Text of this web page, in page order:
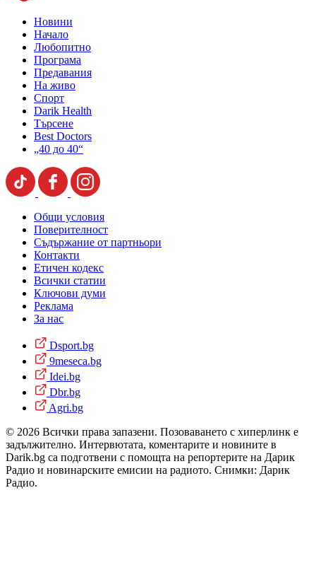
Новини
Начало
Любопитно
Програма
Предавания
На живо
Спорт
Darik Health
Търсене
Best Doctors
„40 до 40“
Общи условия
Поверителност
Съдържание от партньори
Контакти
Етичен кодекс
Всички статии
Ключови думи
Реклама
За нас
Dsport.bg
9meseca.bg
Idei.bg
Dbr.bg
Agri.bg
© 2026 Всички права запазени. Позоваването с хиперлинк е
задължително. Интервютата, коментарите и новините в
Darik.bg са подготвени с помощта на репортерите на Дарик
Радио и новинарските емисии на радиото. Снимки: Дарик
Радио.